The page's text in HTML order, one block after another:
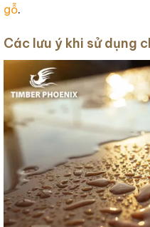
gỗ.
Các lưu ý khi sử dụng